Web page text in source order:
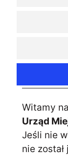
Witamy
Urząd
Jeśli nie
nie